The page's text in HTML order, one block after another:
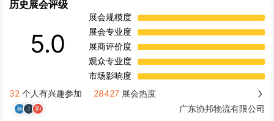
历史展会评级
5.0
展会规模度
展会专业度
展商评价度
观众专业度
市场影响度
32 个人有兴趣参加 28427 展会热度
广东协邦物流有限公司